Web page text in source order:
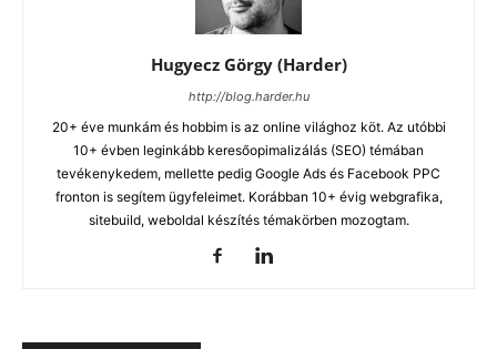
Hugyecz Görgy (Harder)
http://blog.harder.hu
20+ éve munkám és hobbim is az online világhoz köt. Az utóbbi
10+ évben leginkább keresőopimalizálás (SEO) témában
tevékenykedem, mellette pedig Google Ads és Facebook PPC
fronton is segítem ügyfeleimet. Korábban 10+ évig webgrafika,
sitebuild, weboldal készítés témakörben mozogtam.